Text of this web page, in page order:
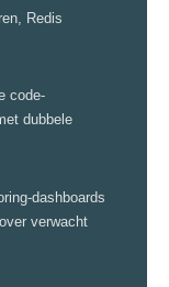
Redis
code-
dubbele
dashboards
verwacht